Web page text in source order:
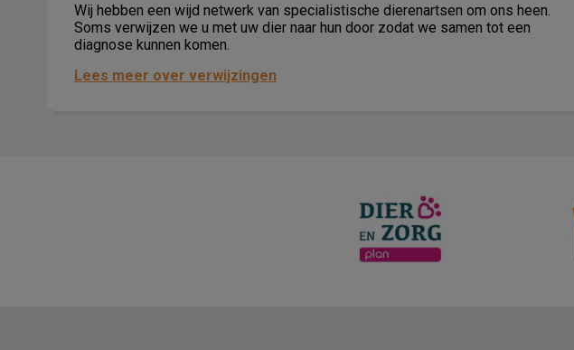
Wij hebben een wijd netwerk van specialistische dierenartsen om ons heen.
Soms verwijzen we u met uw dier naar hun door zodat we samen tot een
diagnose kunnen komen.
Lees meer over verwijzingen